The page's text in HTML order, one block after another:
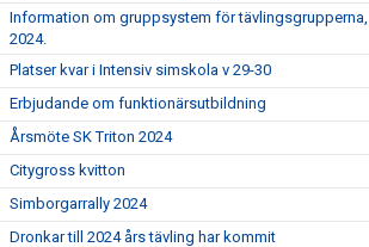
Information om gruppsystem för
2024.
Platser kvar i Intensiv simskola v 29-30
Erbjudande om funktionärsutbildning
Årsmöte SK Triton 2024
Citygross kvitton
Simborgarrally 2024
Dronkar till 2024 års tävling har kommit